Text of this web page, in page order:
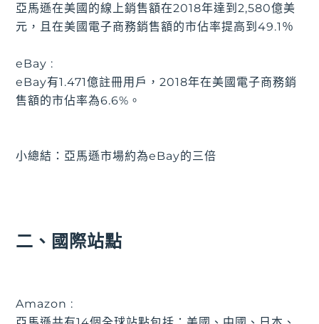
亞馬遜在美國的線上銷售額在2018年達到2,580億美
元，且在美國電子商務銷售額的市佔率提高到49.1％
eBay :
eBay有1.471億註冊用戶，2018年在美國電子商務銷
售額的市佔率為6.6%。
小總結：亞馬遜市場約為eBay的三倍
二、國際站點
Amazon :